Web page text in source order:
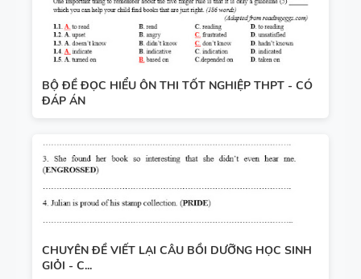
BỘ ĐỀ ĐỌC HIỂU ÔN THI TỐT NGHIỆP THPT - CÓ
ĐÁP ÁN
CHUYÊN ĐỀ VIẾT LẠI CÂU BỒI DƯỠNG HỌC SINH
GIỎI - C...